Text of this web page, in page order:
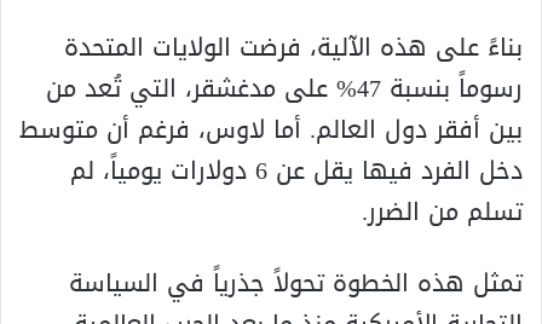
بناءً على هذه الآلية، فرضت الولايات المتحدة
رسوماً بنسبة 47% على مدغشقر، التي تُعد من
بين أفقر دول العالم. أما لاوس، فرغم أن متوسط
دخل الفرد فيها يقل عن 6 دولارات يومياً، لم
تسلم من الضرر.
تمثل هذه الخطوة تحولاً جذرياً في السياسة